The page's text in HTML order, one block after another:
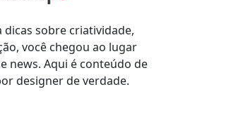
dicas sobre criatividade,
você chegou ao lugar
news. Aqui é conteúdo de
designer de verdade.